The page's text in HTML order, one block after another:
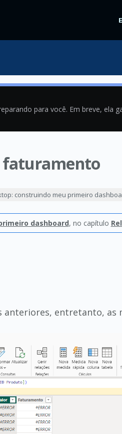
para você. Em breve, ela
faturamento
construindo meu primeiro
dashboard, no capítulo
anteriores, entretanto,